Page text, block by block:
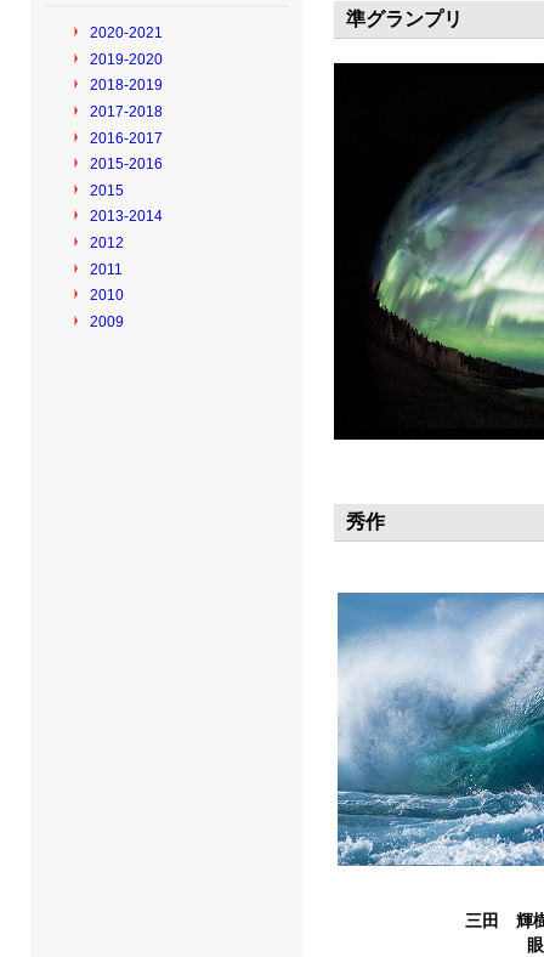
準グランプリ
秀作
三田 輝
2020-2021
2019-2020
2018-2019
2017-2018
2016-2017
2015-2016
2015
2013-2014
2012
2011
2010
2009